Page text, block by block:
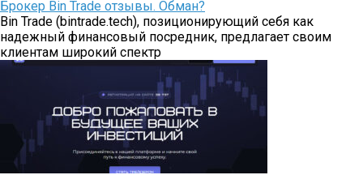
Брокер Bin Trade отзывы. Обман?
Bin Trade (bintrade.tech), позиционирующий себя как
надежный финансовый посредник, предлагает своим
клиентам широкий спектр